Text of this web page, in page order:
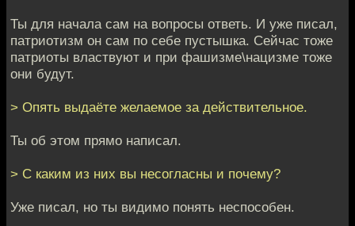
Ты для начала сам на вопросы ответь. И уже писал,
патриотизм он сам по себе пустышка. Сейчас тоже
патриоты властвуют и при фашизме\нацизме тоже
они будут.
> Опять выдаёте желаемое за действительное.
Ты об этом прямо написал.
> С каким из них вы несогласны и почему?
Уже писал, но ты видимо понять неспособен.